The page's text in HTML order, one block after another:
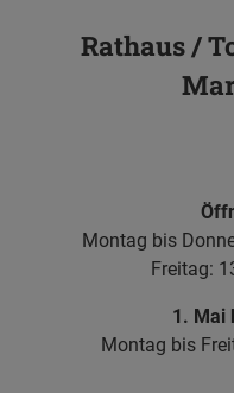
Rathaus /
Montag bis
Freitag:
1. Mai
Montag bis